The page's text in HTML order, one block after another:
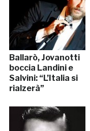
Ballarò, Jovanotti
boccia Landini e
Salvini: “L’Italia si
rialzerà”